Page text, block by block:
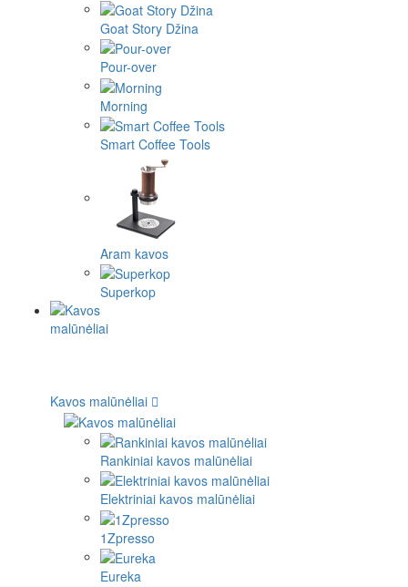
Goat Story Džina
Pour-over
Morning
Smart Coffee Tools
Aram kavos
Superkop
Kavos malūnėliai
Rankiniai kavos malūnėliai
Elektriniai kavos malūnėliai
1Zpresso
Eureka